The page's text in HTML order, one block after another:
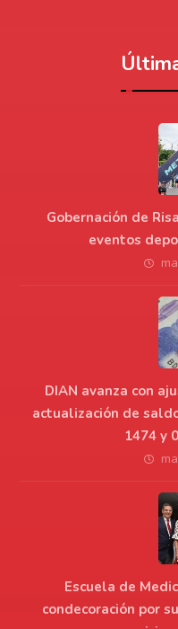
Gobernación de
eventos
DIAN avanza con
actualización de
1474 y
Escuela de
condecoración por